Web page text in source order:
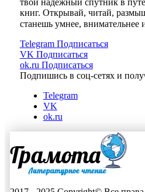
твой надёжный спутник в
книг. Открывай, читай,
станешь умнее, внимательнее
Telegram Подписаться
VK Подписаться
ok.ru Подписаться
Подпишись в соц-сетях и
Telegram
VK
ok.ru